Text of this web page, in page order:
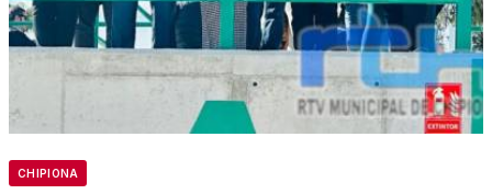
CHIPIONA